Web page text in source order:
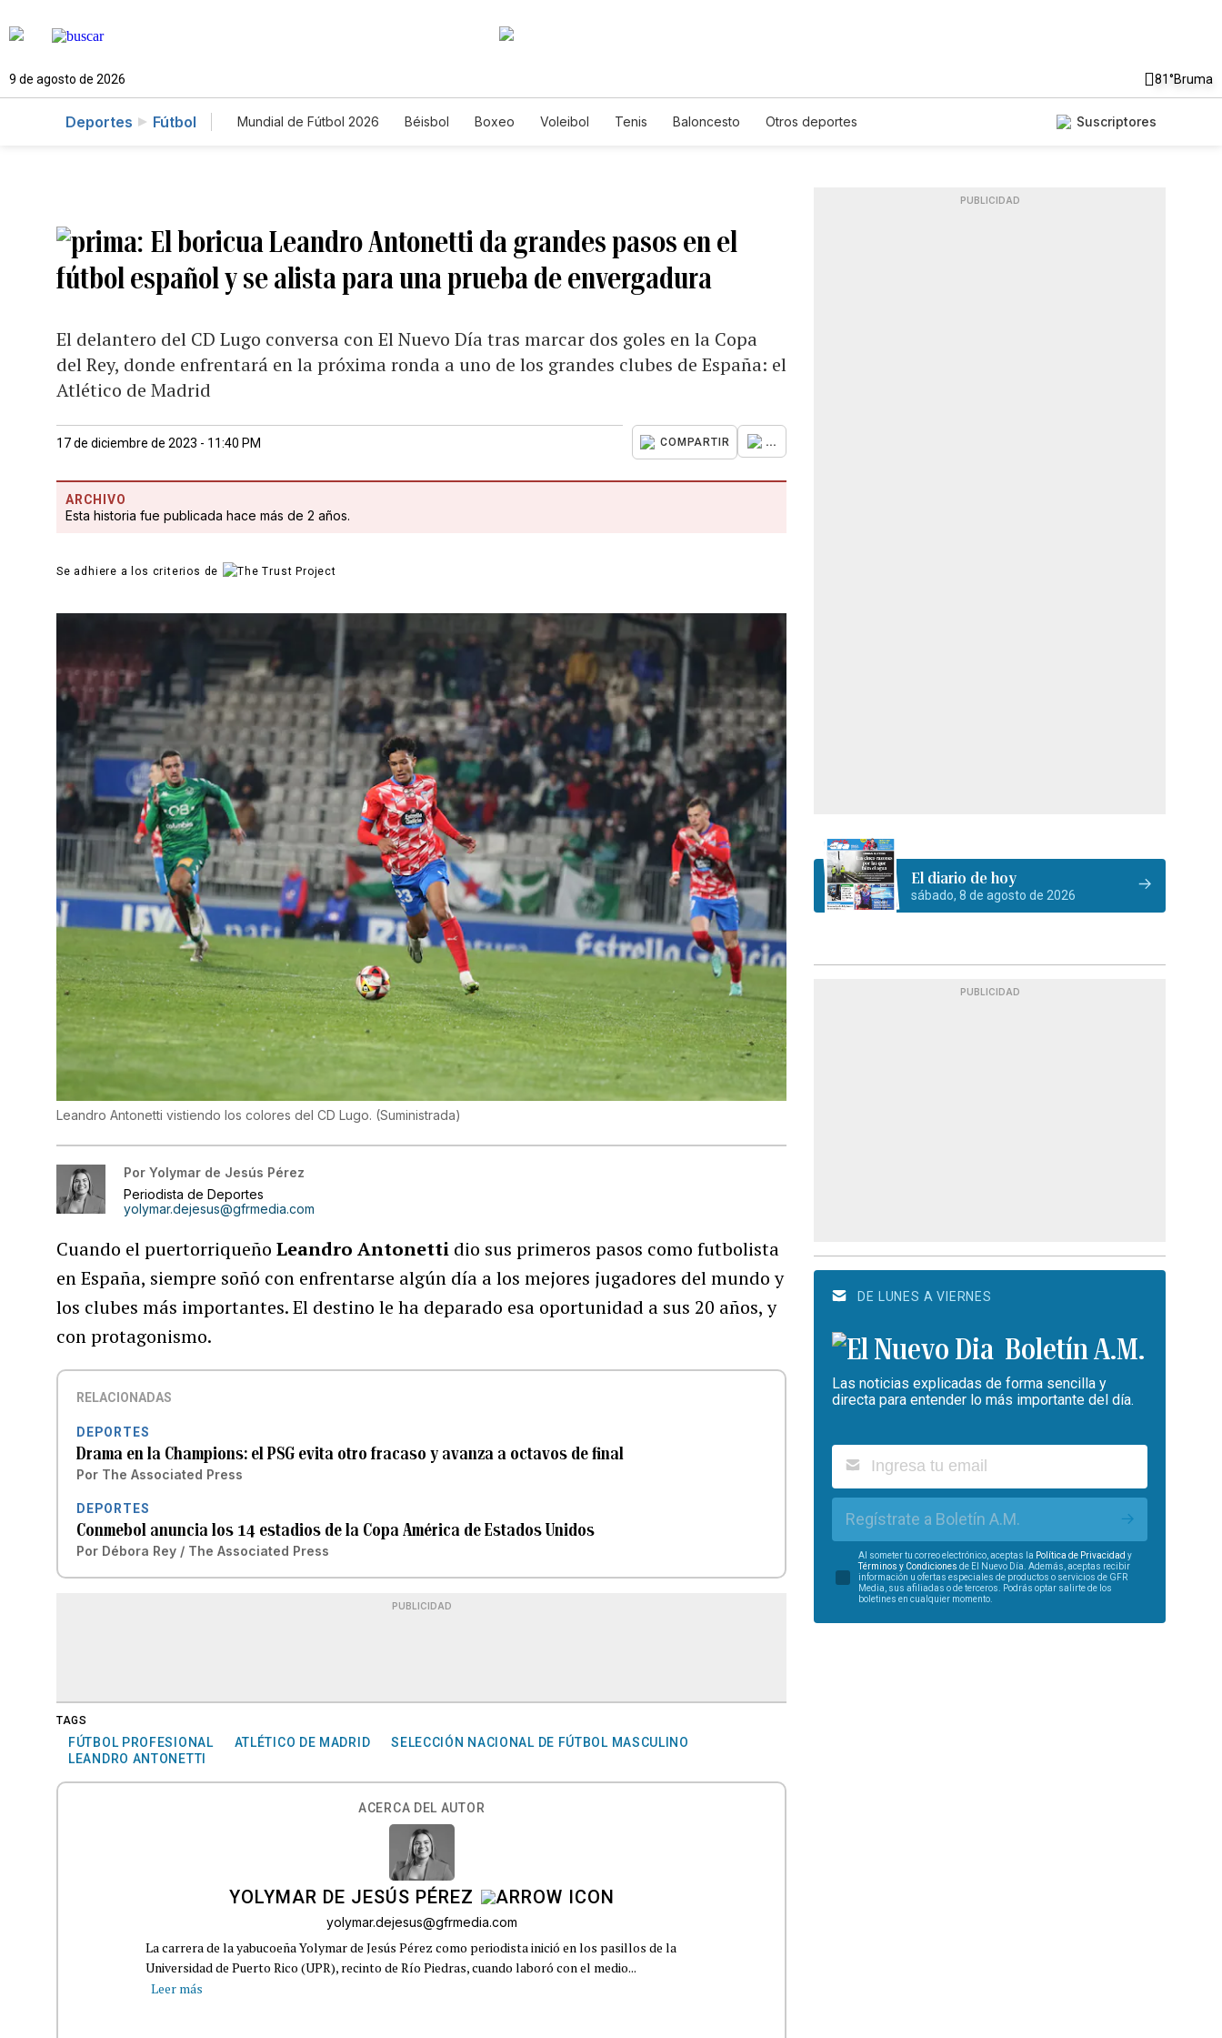
9 de agosto de 2026 81°Bruma
Deportes Fútbol Mundial de Fútbol 2026 Béisbol Boxeo Voleibol Tenis Baloncesto Otros deportes Suscriptores
El boricua Leandro Antonetti da grandes pasos en el
fútbol español y se alista para una prueba de envergadura
El delantero del CD Lugo conversa con El Nuevo Día tras marcar dos goles en la Copa
del Rey, donde enfrentará en la próxima ronda a uno de los grandes clubes de España: el
Atlético de Madrid
17 de diciembre de 2023 - 11:40 PM COMPARTIR ...
ARCHIVO
Esta historia fue publicada hace más de 2 años.
Se adhiere a los criterios de
Leandro Antonetti vistiendo los colores del CD Lugo. (Suministrada)
Por Yolymar de Jesús Pérez
Periodista de Deportes
yolymar.dejesus@gfrmedia.com
Cuando el puertorriqueñoLeandro Antonetti dio sus primeros pasos como futbolista
en España, siempre soñó con enfrentarse algún día a los mejores jugadores del mundo y
los clubes más importantes. El destino le ha deparado esa oportunidad a sus 20 años, y
con protagonismo.
RELACIONADAS
DEPORTES
Drama en la Champions: el PSG evita otro fracaso y avanza a octavos de final
Por The Associated Press
DEPORTES
Conmebol anuncia los 14 estadios de la Copa América de Estados Unidos
Por Débora Rey / The Associated Press
PUBLICIDAD
TAGS
FÚTBOL PROFESIONAL ATLÉTICO DE MADRID
SELECCIÓN NACIONAL DE FÚTBOL MASCULINO
LEANDRO ANTONETTI
ACERCA DEL AUTOR
YOLYMAR DE JESÚS PÉREZ
yolymar.dejesus@gfrmedia.com
La carrera de la yabucoeña Yolymar de Jesús Pérez como periodista inició en los pasillos de la
Universidad de Puerto Rico (UPR), recinto de Río Piedras, cuando laboró con el medio...
Leer más
PUBLICIDAD
El diario de hoy
sábado, 8 de agosto de 2026
PUBLICIDAD
DE LUNES A VIERNES
Boletín A.M.
Las noticias explicadas de forma sencilla y
directa para entender lo más importante del día.
Regístrate a Boletín A.M.
Al someter tu correo electrónico, aceptas la Política de Privacidad y
Términos y Condiciones de El Nuevo Día. Además, aceptas recibir
información u ofertas especiales de productos o servicios de GFR
Media, sus afiliadas o de terceros. Podrás optar salirte de los
boletines en cualquier momento.